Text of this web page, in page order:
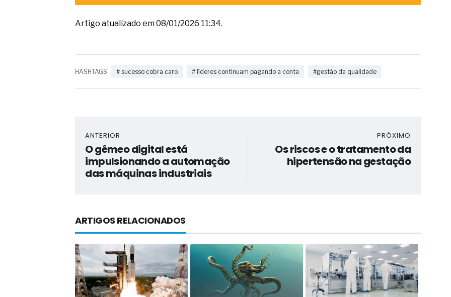
Artigo atualizado em 08/01/2026 11:34.
HASHTAGS # sucesso cobra caro # líderes continuam pagando a conta #gestão da qualidade
ANTERIOR
O gêmeo digital está
impulsionando a automação
das máquinas industriais
PRÓXIMO
Os riscos e o tratamento da
hipertensão na gestação
ARTIGOS RELACIONADOS